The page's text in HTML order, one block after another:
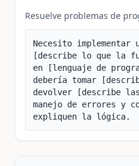
Resuelve problemas de
Necesito implementar
[describe lo que la
en [lenguaje de
debería tomar
devolver [describe
manejo de errores y
expliquen la lógica.